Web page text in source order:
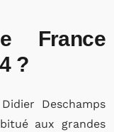
France
?
Deschamps
aux grandes